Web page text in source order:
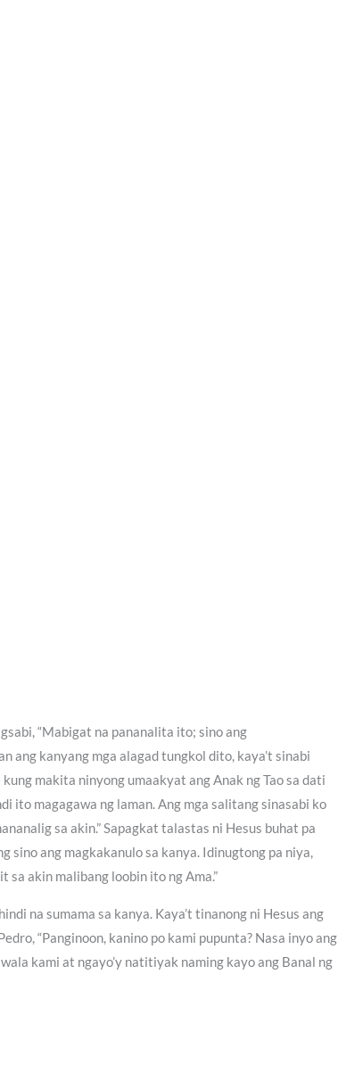
“Mabigat na pananalita ito; sino ang
ang kanyang mga alagad tungkol dito, kaya’t sinabi
makita ninyong umaakyat ang Anak ng Tao sa dati
ito magagawa ng laman. Ang mga salitang sinasabi ko
sa akin.” Sapagkat talastas ni Hesus buhat pa
sino ang magkakanulo sa kanya. Idinugtong pa niya,
sa akin malibang loobin ito ng Ama.”
na sumama sa kanya. Kaya’t tinanong ni Hesus ang
“Panginoon, kanino po kami pupunta? Nasa inyo ang
kami at ngayo’y natitiyak naming kayo ang Banal ng